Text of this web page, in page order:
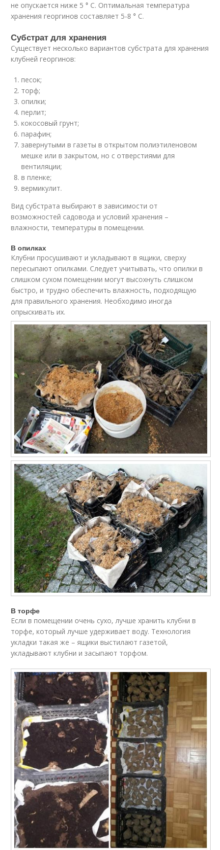
не опускается ниже 5 ° C. Оптимальная температура
хранения георгинов составляет 5-8 ° С.
Субстрат для хранения
Существует несколько вариантов субстрата для хранения
клубней георгинов:
песок;
торф;
опилки;
перлит;
кокосовый грунт;
парафин;
завернутыми в газеты в открытом полиэтиленовом
мешке или в закрытом, но с отверстиями для
вентиляции;
в пленке;
вермикулит.
Вид субстрата выбирают в зависимости от
возможностей садовода и условий хранения –
влажности, температуры в помещении.
В опилках
Клубни просушивают и укладывают в ящики, сверху
пересыпают опилками. Следует учитывать, что опилки в
слишком сухом помещении могут высохнуть слишком
быстро, и трудно обеспечить влажность, подходящую
для правильного хранения. Необходимо иногда
опрыскивать их.
В торфе
Если в помещении очень сухо, лучше хранить клубни в
торфе, который лучше удерживает воду. Технология
укладки такая же – ящики выстилают газетой,
укладывают клубни и засыпают торфом.